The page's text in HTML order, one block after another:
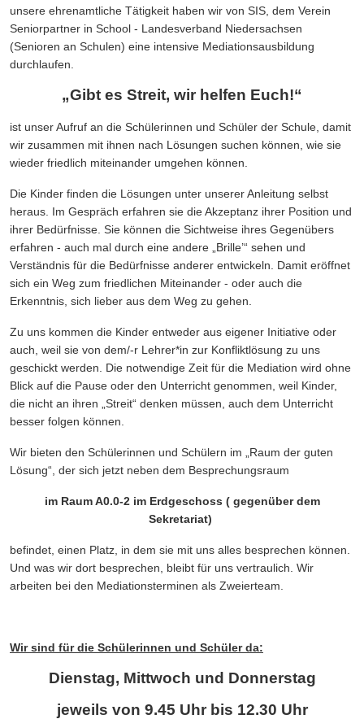
unsere ehrenamtliche Tätigkeit haben wir von SIS, dem Verein
Seniorpartner in School - Landesverband Niedersachsen
(Senioren an Schulen) eine intensive Mediationsausbildung
durchlaufen.
„Gibt es Streit, wir helfen Euch!“
ist unser Aufruf an die Schülerinnen und Schüler der Schule, damit
wir zusammen mit ihnen nach Lösungen suchen können, wie sie
wieder friedlich miteinander umgehen können.
Die Kinder finden die Lösungen unter unserer Anleitung selbst
heraus. Im Gespräch erfahren sie die Akzeptanz ihrer Position und
ihrer Bedürfnisse. Sie können die Sichtweise ihres Gegenübers
erfahren - auch mal durch eine andere „Brille’“ sehen und
Verständnis für die Bedürfnisse anderer entwickeln. Damit eröffnet
sich ein Weg zum friedlichen Miteinander - oder auch die
Erkenntnis, sich lieber aus dem Weg zu gehen.
Zu uns kommen die Kinder entweder aus eigener Initiative oder
auch, weil sie von dem/-r Lehrer*in zur Konfliktlösung zu uns
geschickt werden. Die notwendige Zeit für die Mediation wird ohne
Blick auf die Pause oder den Unterricht genommen, weil Kinder,
die nicht an ihren „Streit“ denken müssen, auch dem Unterricht
besser folgen können.
Wir bieten den Schülerinnen und Schülern im „Raum der guten
Lösung“, der sich jetzt neben dem Besprechungsraum
im Raum A0.0-2 im Erdgeschoss ( gegenüber dem
Sekretariat)
befindet, einen Platz, in dem sie mit uns alles besprechen können.
Und was wir dort besprechen, bleibt für uns vertraulich. Wir
arbeiten bei den Mediationsterminen als Zweierteam.
Wir sind für die Schülerinnen und Schüler da:
Dienstag, Mittwoch und Donnerstag
jeweils von 9.45 Uhr bis 12.30 Uhr